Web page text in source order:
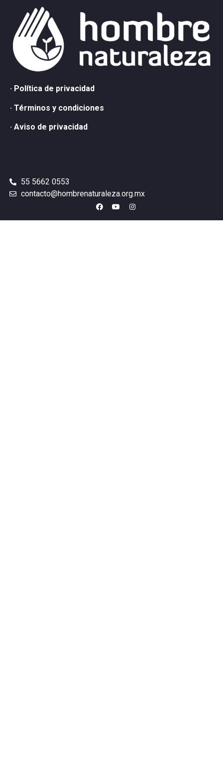
· Política de privacidad
· Términos y condiciones
· Aviso de privacidad
55 5662 0553
contacto@hombrenaturaleza.org.mx